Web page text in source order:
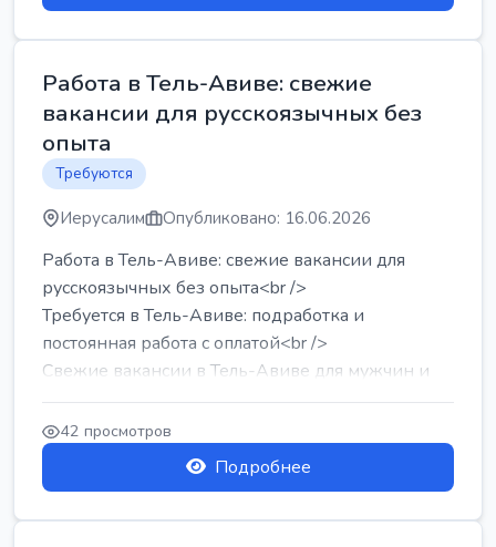
Работа в Тель-Авиве: свежие
вакансии для русскоязычных без
опыта
Требуются
Иерусалим Опубликовано: 16.06.2026
Работа в Тель-Авиве: свежие вакансии для
русскоязычных без опыта<br />
Требуется в Тель-Авиве: подработка и
постоянная работа с оплатой<br />
Свежие вакансии в Тель-Авиве для мужчин и
женщин от хозя...
42 просмотров
Подробнее